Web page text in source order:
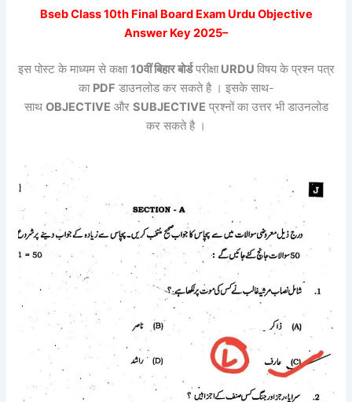
Bseb Class 10th Final Board Exam UrduObjective
Answer Key 2025–
इस पोस्ट के माध्यम से कक्षा10वींबिहार बोर्डपरीक्षा URDU विषय के प्रश्न पत्र
का PDF डाउनलोड कर सकते है । इसके साथ-
साथ OBJECTIVE और SUBJECTIVE प्रश्नों का उत्तर भी डाउनलोड
कर सकते है ।